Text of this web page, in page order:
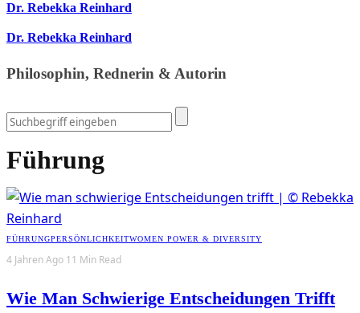
Dr. Rebekka Reinhard
Dr. Rebekka Reinhard
Philosophin, Rednerin & Autorin
Führung
FÜHRUNGPERSÖNLICHKEITWOMEN POWER & DIVERSITY
4 Jahren Ago 11 Min Read
Wie Man Schwierige Entscheidungen Trifft